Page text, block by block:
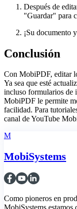
Después de
"Guardar" para
¡Su documento
Conclusión
Con MobiPDF, editar
Ya sea que esté
incluso formularios de
MobiPDF le permite
facilidad. Para
canal de YouTube
M
MobiSystems
Como pioneros en
MobiSystems estamos